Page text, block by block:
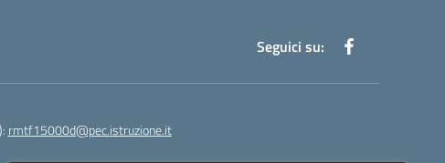
Seguici su:
rmtf15000d@pec.istruzione.it